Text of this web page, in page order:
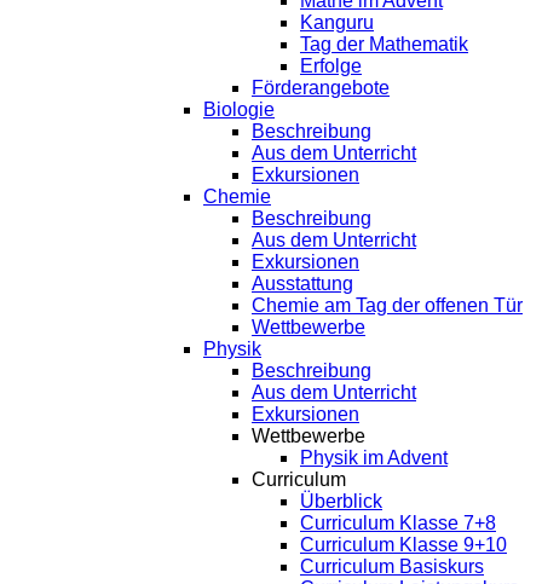
Kanguru
Tag der Mathematik
Erfolge
Förderangebote
Biologie
Beschreibung
Aus dem Unterricht
Exkursionen
Chemie
Beschreibung
Aus dem Unterricht
Exkursionen
Ausstattung
Chemie am Tag der offenen Tür
Wettbewerbe
Physik
Beschreibung
Aus dem Unterricht
Exkursionen
Wettbewerbe
Physik im Advent
Curriculum
Überblick
Curriculum Klasse 7+8
Curriculum Klasse 9+10
Curriculum Basiskurs